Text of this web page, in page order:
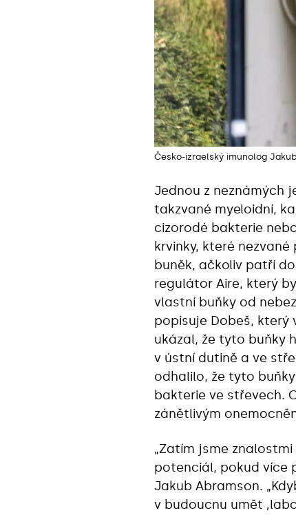
Česko-izraelský imunolog
Jednou z neznámých
takzvané myeloidní,
cizorodé bakterie
krvinky, které
buněk, ačkoliv patří
regulátor Aire, který
vlastní buňky od
popisuje Dobeš, který
ukázal, že tyto buňky
v ústní dutině a ve
odhalilo, že tyto
bakterie ve střevech.
zánětlivým
„Zatím jsme
potenciál, pokud více
Jakub Abramson.
v budoucnu umět